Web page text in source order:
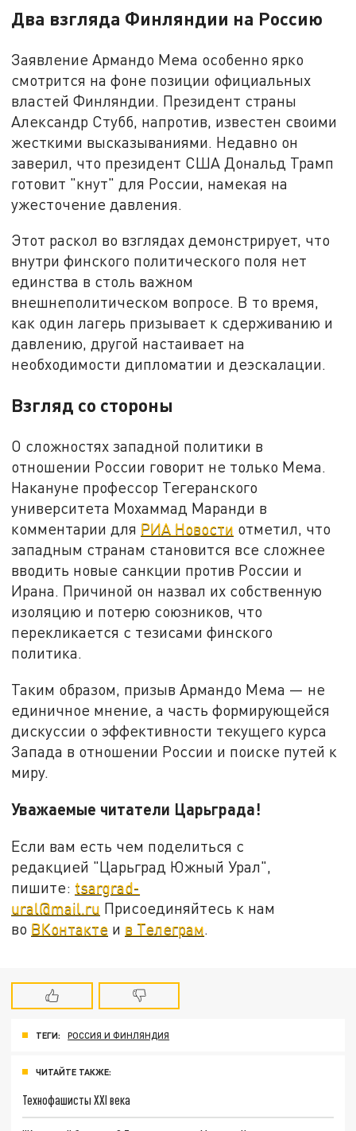
Два взгляда Финляндии на Россию
Заявление Армандо Мема особенно ярко
смотрится на фоне позиции официальных
властей Финляндии. Президент страны
Александр Стубб, напротив, известен своими
жесткими высказываниями. Недавно он
заверил, что президент США Дональд Трамп
готовит "кнут" для России, намекая на
ужесточение давления.
Этот раскол во взглядах демонстрирует, что
внутри финского политического поля нет
единства в столь важном
внешнеполитическом вопросе. В то время,
как один лагерь призывает к сдерживанию и
давлению, другой настаивает на
необходимости дипломатии и деэскалации.
Взгляд со стороны
О сложностях западной политики в
отношении России говорит не только Мема.
Накануне профессор Тегеранского
университета Мохаммад Маранди в
комментарии для РИА Новости отметил, что
западным странам становится все сложнее
вводить новые санкции против России и
Ирана. Причиной он назвал их собственную
изоляцию и потерю союзников, что
перекликается с тезисами финского
политика.
Таким образом, призыв Армандо Мема — не
единичное мнение, а часть формирующейся
дискуссии о эффективности текущего курса
Запада в отношении России и поиске путей к
миру.
Уважаемые читатели Царьграда!
Если вам есть чем поделиться с
редакцией "Царьград Южный Урал",
пишите: tsargrad-
ural@mail.ru Присоединяйтесь к нам
во ВКонтакте и в Телеграм
ТЕГИ: РОССИЯ И ФИНЛЯНДИЯ
ЧИТАЙТЕ ТАКЖЕ:
Технофашисты XXI века